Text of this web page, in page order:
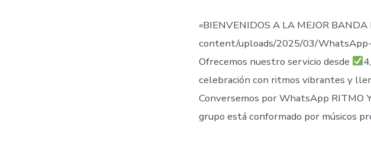
«BIENVENIDOS A LA MEJOR
content/uploads/2025/03/
Ofrecemos nuestro servicio desde
4,
celebración con ritmos vibrantes y
Conversemos por WhatsApp RITMO
grupo está conformado por músicos